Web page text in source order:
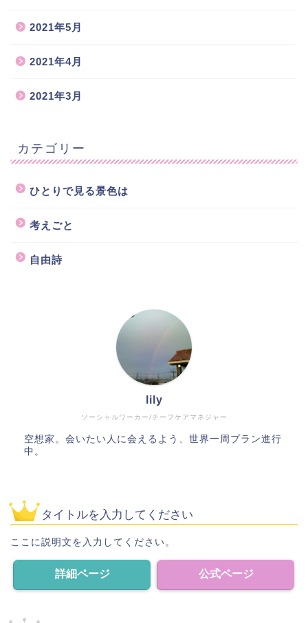
2021年5月
2021年4月
2021年3月
カテゴリー
ひとりで見る景色は
考えごと
自由詩
ソーシャルワーカー/チーフケアマネジャー
lily
空想家。会いたい人に会えるよう、世界一周プラン進行
中。
タイトルを入力してください
ここに説明文を入力してください。
詳細ページ 公式ページ